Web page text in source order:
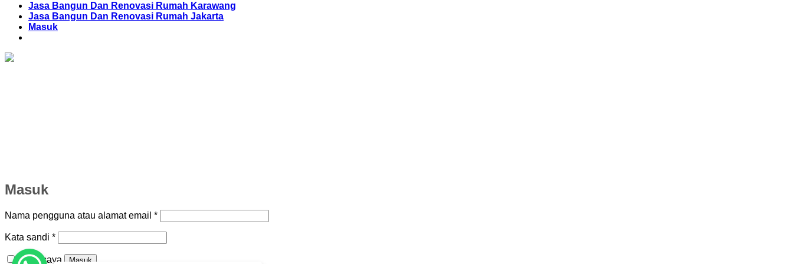
Jasa Bangun Dan Renovasi Rumah Karawang
Jasa Bangun Dan Renovasi Rumah Jakarta
Masuk
Masuk
Nama pengguna atau alamat email *Wajib
Kata sandi *Wajib
Ingat saya Masuk